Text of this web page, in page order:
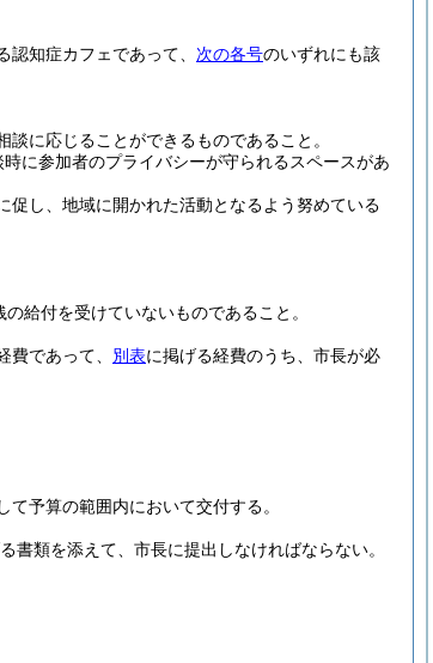
知症カフェであって、 次の各号のいずれにも該
に応じることができるものであること。
に参加者のプライバシーが守られるスペースがあ
し、地域に開かれた活動となるよう努めている
給付を受けていないものであること。
費であって、 別表に掲げる経費のうち、市長が必
予算の範囲内において交付する。
類を添えて、市長に提出しなければならない。